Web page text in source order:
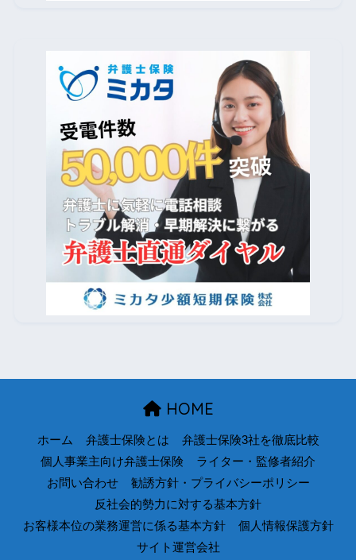
HOME
ホーム 弁護士保険とは
弁護士保険3社を徹底比較
個人事業主向け弁護士保険
ライター・監修者紹介
お問い合わせ
勧誘方針・プライバシーポリシー
反社会的勢力に対する基本方針
お客様本位の業務運営に係る基本方針
個人情報保護方針
サイト運営会社